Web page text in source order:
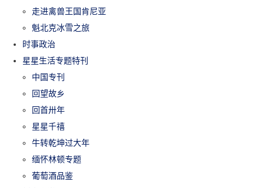
走进禽兽王国肯尼亚
魁北克冰雪之旅
时事政治
星星生活专题特刊
中国专刊
回望故乡
回首卅年
星星千禧
牛转乾坤过大年
缅怀林顿专题
葡萄酒品鉴